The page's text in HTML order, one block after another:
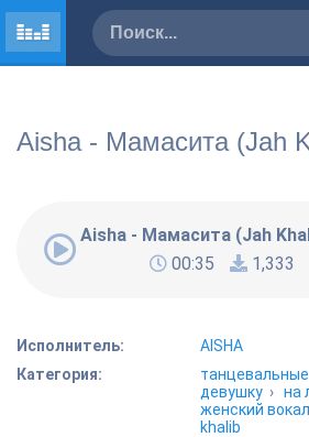
Aisha - Мамасита (Jah
Aisha - Мамасита (Jah
00:35
1,333
Исполнитель:
AISHA
Категория:
танцевальные
девушку ›на
женский вокал
khalib